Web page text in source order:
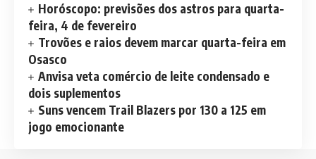
Horóscopo: previsões dos astros para quarta-
feira, 4 de fevereiro
Trovões e raios devem marcar quarta-feira em
Osasco
Anvisa veta comércio de leite condensado e
dois suplementos
Suns vencem Trail Blazers por 130 a 125 em
jogo emocionante